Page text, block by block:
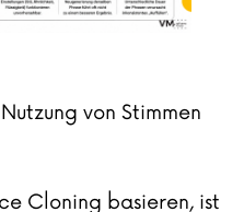
von Stimmen
Cloning basieren, ist